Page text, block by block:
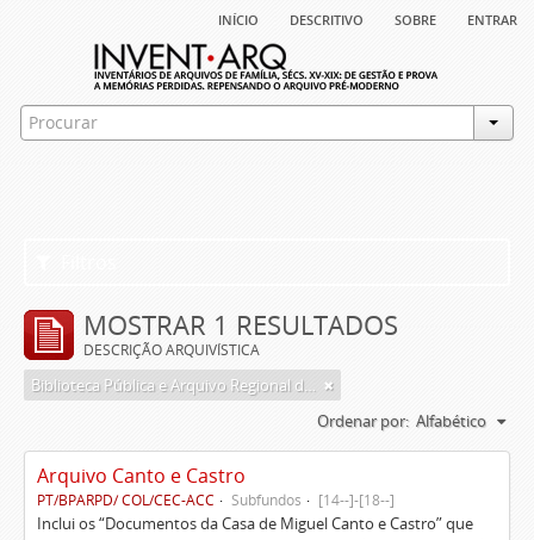
início descritivo sobre entrar
MOSTRAR 1 RESULTADOS
DESCRIÇÃO ARQUIVÍSTICA
Biblioteca Pública e Arquivo Regional de Ponta Delgada
Ordenar por: Alfabético
Arquivo Canto e Castro
PT/BPARPD/ COL/CEC-ACC Subfundos [14--]-[18--]
Inclui os “Documentos da Casa de Miguel Canto e Castro” que